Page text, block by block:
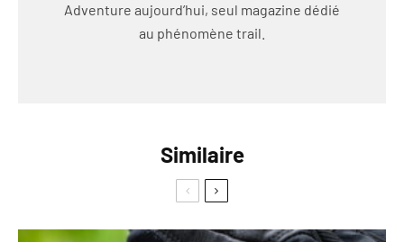
Adventure aujourd’hui, seul magazine dédié
au phénomène trail.
Similaire